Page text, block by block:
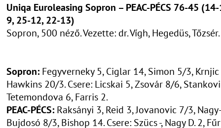
Uniqa Euroleasing Sopron – PEAC-PÉCS 76-45
9, 25-12, 22-13)
Sopron, 500 néző. Vezette: dr. Vígh, Hegedüs, Tőzsér.
Sopron: Fegyverneky 5, Ciglar 14, Simon 5/3, Krnjic
Hawkins 20/3. Csere: Licskai 5, Zsovár 8/6,
Tetemondova 6, Farris 2.
PEAC-PÉCS: Raksányi 3, Reid 3, Jovanovic 7/3,
Bujdosó 8/3, Bishop 14. Csere: Szücs -, Nagy D. 2,